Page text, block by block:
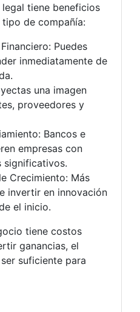
tiene beneficios
de compañía:
Puedes
inmediatamente de
una imagen
proveedores y
Bancos e
empresas con
significativos.
Crecimiento: Más
invertir en innovación
el inicio.
tiene costos
ganancias, el
suficiente para